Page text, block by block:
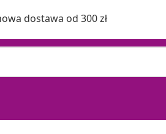
Darmowa dostawa od 300 zł